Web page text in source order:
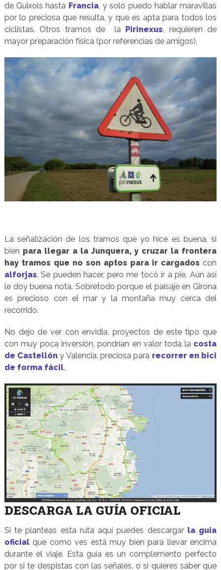
de Guixols hasta Francia, y solo puedo hablar maravillas
por lo preciosa que resulta, y que es apta para todos los
ciclistas. Otros tramos de la Pirinexus , requieren de
mayor preparación física (por referencias de amigos).
La señalización de los tramos que yo hice es buena, si
bien para llegar a la Junquera, y cruzar la frontera
hay tramos que no son aptos para ir cargados con
alforjas. Se pueden hacer, pero me tocó ir a pie. Aún así
le doy buena nota. Sobretodo porque el paisaje en Girona
es precioso con el mar y la montaña muy cerca del
recorrido.
No dejo de ver con envidia, proyectos de este tipo que
con muy poca inversión, pondrían en valor toda la costa
de Castellón y Valencia, preciosa para recorrer en bici
de forma fácil.
DESCARGA LA GUÍA OFICIAL
Si te planteas esta ruta aquí puedes descargar la guia
oficialque como ves está muy bien para llevar encima
durante el viaje. Esta guía es un complemento perfecto
por si te despistas con las señales, o si quieres saber que